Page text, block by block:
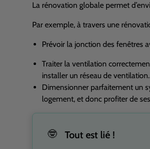
La rénovation globale permet
Par exemple, à travers une
Prévoir la jonction des fenêtres
Traiter la ventilation
installer un réseau de ventilation.
Dimensionner parfaitement un
logement, et donc profiter de
🤓 Tout est lié !